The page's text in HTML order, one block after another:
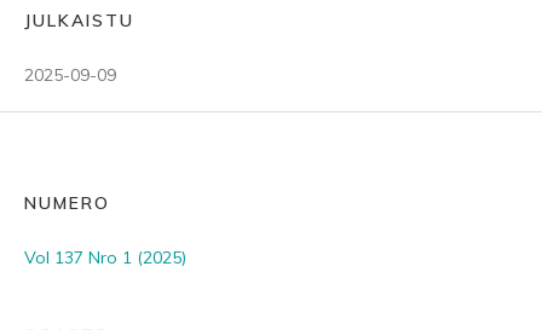
JULKAISTU
2025-09-09
NUMERO
Vol 137 Nro 1 (2025)